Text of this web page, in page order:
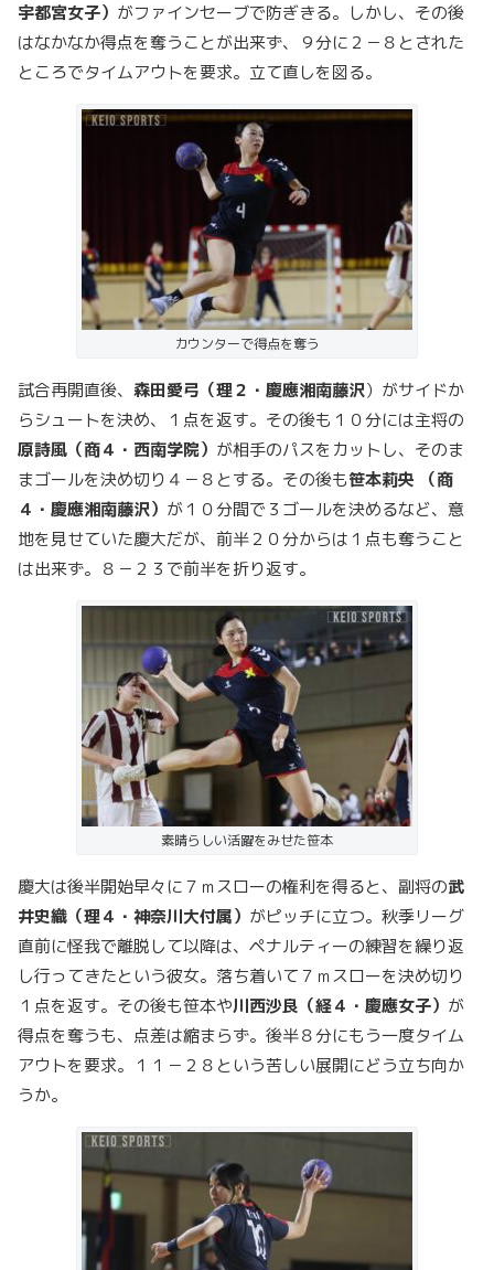
宇都宮女子） がファインセーブで防ぎきる。しかし、その後
はなかなか得点を奪うことが出来ず、９分に２－８とされた
ところでタイムアウトを要求。立て直しを図る。
カウンターで得点を奪う
試合再開直後、 森田愛弓（理２・慶應湘南藤沢）がサイドか
らシュートを決め、１点を返す。その後も１０分には主将の
原詩風（商４・西南学院） が相手のパスをカットし、そのま
まゴールを決め切り４－８とする。その後も笹本莉央 （商
４・慶應湘南藤沢） が１０分間で３ゴールを決めるなど、意
地を見せていた慶大だが、前半２０分からは１点も奪うこと
は出来ず。８－２３で前半を折り返す。
素晴らしい活躍をみせた笹本
慶大は後半開始早々に７ｍスローの権利を得ると、副将の武
井史織（理４・神奈川大付属） がピッチに立つ。秋季リーグ
直前に怪我で離脱して以降は、ペナルティーの練習を繰り返
し行ってきたという彼女。落ち着いて７ｍスローを決め切り
１点を返す。その後も笹本や川西沙良（経４・慶應女子） が
得点を奪うも、点差は縮まらず。後半８分にもう一度タイム
アウトを要求。１１－２８という苦しい展開にどう立ち向か
うか。